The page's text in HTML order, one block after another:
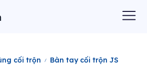
cối trộn Bàn tay cối trộn JS